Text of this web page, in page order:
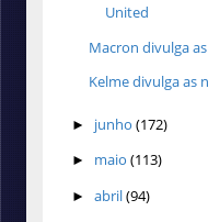
United
Macron divulga
Kelme divulga as
► junho (172)
► maio (113)
► abril(94)